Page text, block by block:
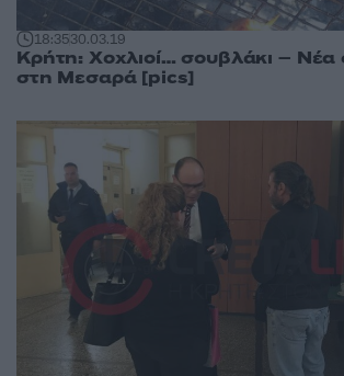
18:3530.03.19
Κρήτη: Χοχλιοί… σουβλάκι – Νέα
στη Μεσαρά [pics]